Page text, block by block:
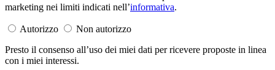
marketing nei limiti indicati nell’informativa.
Autorizzo
Non autorizzo
Presto il consenso all’uso dei miei dati per ricevere proposte in linea
con i miei interessi.